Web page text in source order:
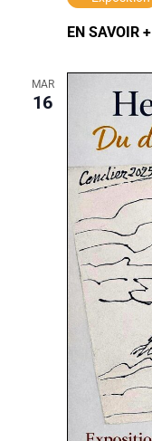
EN SAVOIR +
MAR
16